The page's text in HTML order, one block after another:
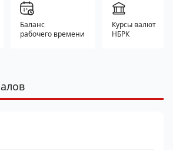
Баланс
рабочего времени
Курсы валют
НБРК